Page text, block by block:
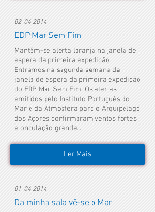
02-04-2014
EDP Mar Sem Fim
Mantém-se alerta laranja na janela de
espera da primeira expedição.
Entramos na segunda semana da
janela de espera da primeira expedição
do EDP Mar Sem Fim. Os alertas
emitidos pelo Instituto Português do
Mar e da Atmosfera para o Arquipélago
dos Açores confirmaram ventos fortes
e ondulação grande...
Ler Mais
01-04-2014
Da minha sala vê-se o Mar